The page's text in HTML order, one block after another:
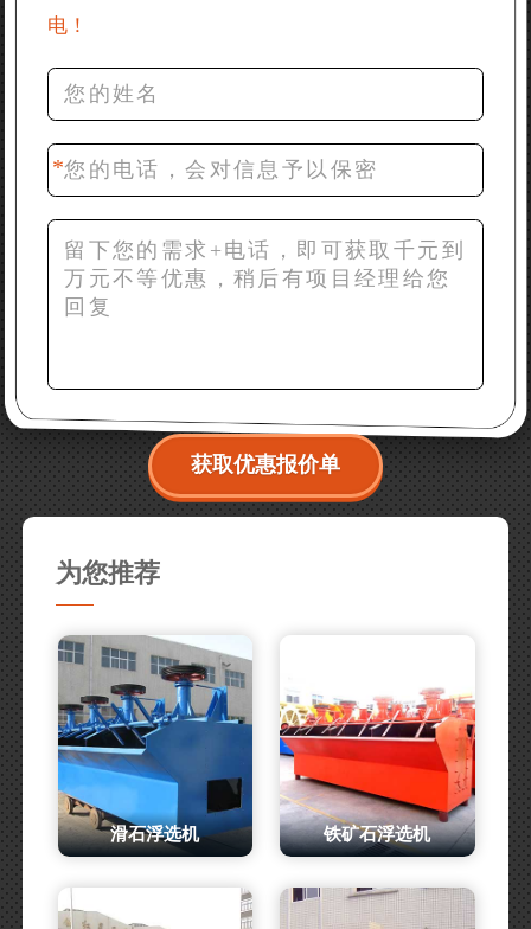
36分钟前 罗先生：每小时100吨左右的鄂破和反击破，
42分钟前 梁先生：膨润土磨到200目，用什么磨粉设
备？
电！
获取优惠报价单
为您推荐
滑石浮选机 铁矿石浮选机